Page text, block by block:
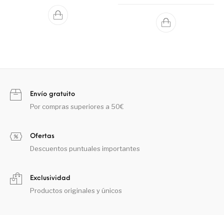
Envío gratuito
Por compras superiores a 50€
Ofertas
Descuentos puntuales importantes
Exclusividad
Productos originales y únicos